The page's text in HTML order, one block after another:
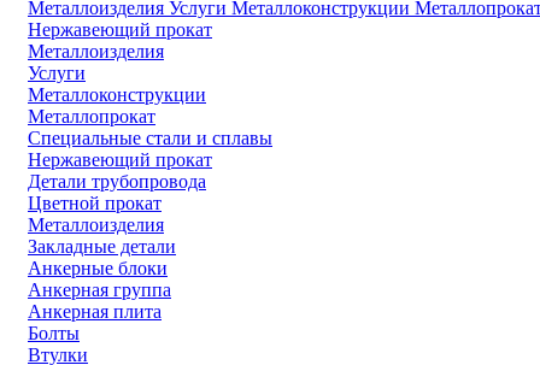
Металлоизделия Услуги Металлоконструкции
Нержавеющий прокат
Металлоизделия
Услуги
Металлоконструкции
Металлопрокат
Специальные стали и сплавы
Нержавеющий прокат
Детали трубопровода
Цветной прокат
Металлоизделия
Закладные детали
Анкерные блоки
Анкерная группа
Анкерная плита
Болты
Втулки